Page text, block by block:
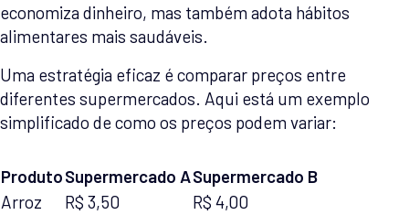
economiza dinheiro, mas também adota hábitos
alimentares mais saudáveis.
Uma estratégia eficaz é comparar preços entre
diferentes supermercados. Aqui está um exemplo
simplificado de como os preços podem variar:
ProdutoSupermercado ASupermercado B
Arroz
R$ 3,50
R$ 4,00